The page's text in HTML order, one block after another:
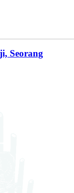
Seorang